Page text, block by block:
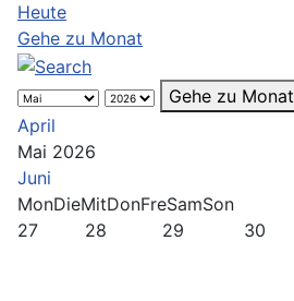
Heute
Gehe zu Monat
Gehe zu Monat
April
Mai 2026
Juni
MonDieMitDonFreSamSon
27
28 29 30